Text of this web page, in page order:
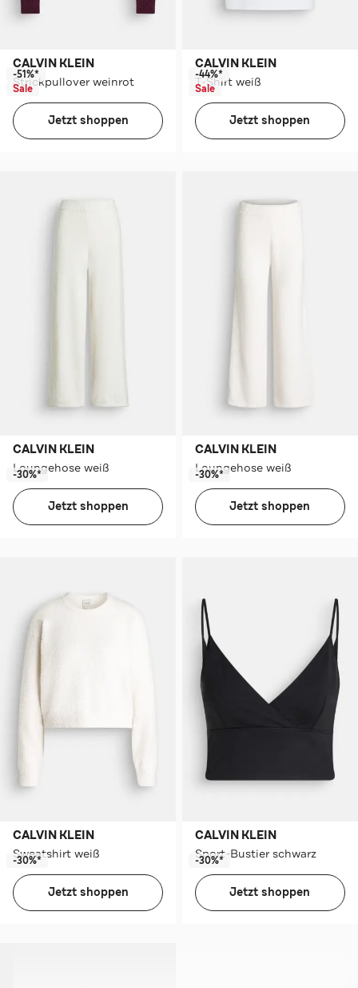
CALVIN KLEIN
Strickpullover weinrot
-51%*
Sale
Jetzt shoppen
CALVIN KLEIN
T-Shirt weiß
-44%*
Sale
Jetzt shoppen
CALVIN KLEIN
Loungehose weiß
-30%*
Jetzt shoppen
CALVIN KLEIN
Loungehose weiß
-30%*
Jetzt shoppen
CALVIN KLEIN
Sweatshirt weiß
-30%*
Jetzt shoppen
CALVIN KLEIN
Sport-Bustier schwarz
-30%*
Jetzt shoppen